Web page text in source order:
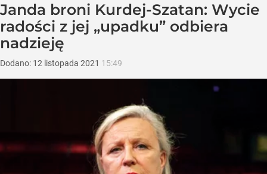
Janda broni Kurdej-Szatan: Wycie
radości z jej „upadku” odbiera
nadzieję
Dodano: 12 listopada 2021 15:49